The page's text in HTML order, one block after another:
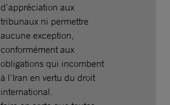
d’appréciation aux
tribunaux ni permettre
aucune exception,
conformément aux
obligations qui incombent
à l’Iran en vertu du droit
international.